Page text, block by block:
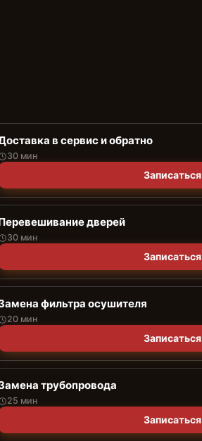
в сервис и обратно
30 мин
Записаться
дверей
30 мин
Записаться
фильтра осушителя
20 мин
Записаться
трубопровода
25 мин
Записаться